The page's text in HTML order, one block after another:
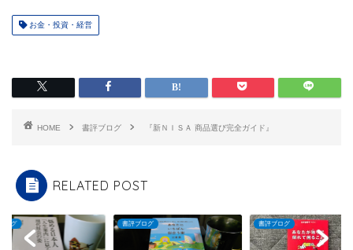
お金・投資・経営
HOME 書評ブログ 『新ＮＩＳＡ 商品選び完全ガイド』
RELATED POST
ログ 書評ブログ 書評ブログ